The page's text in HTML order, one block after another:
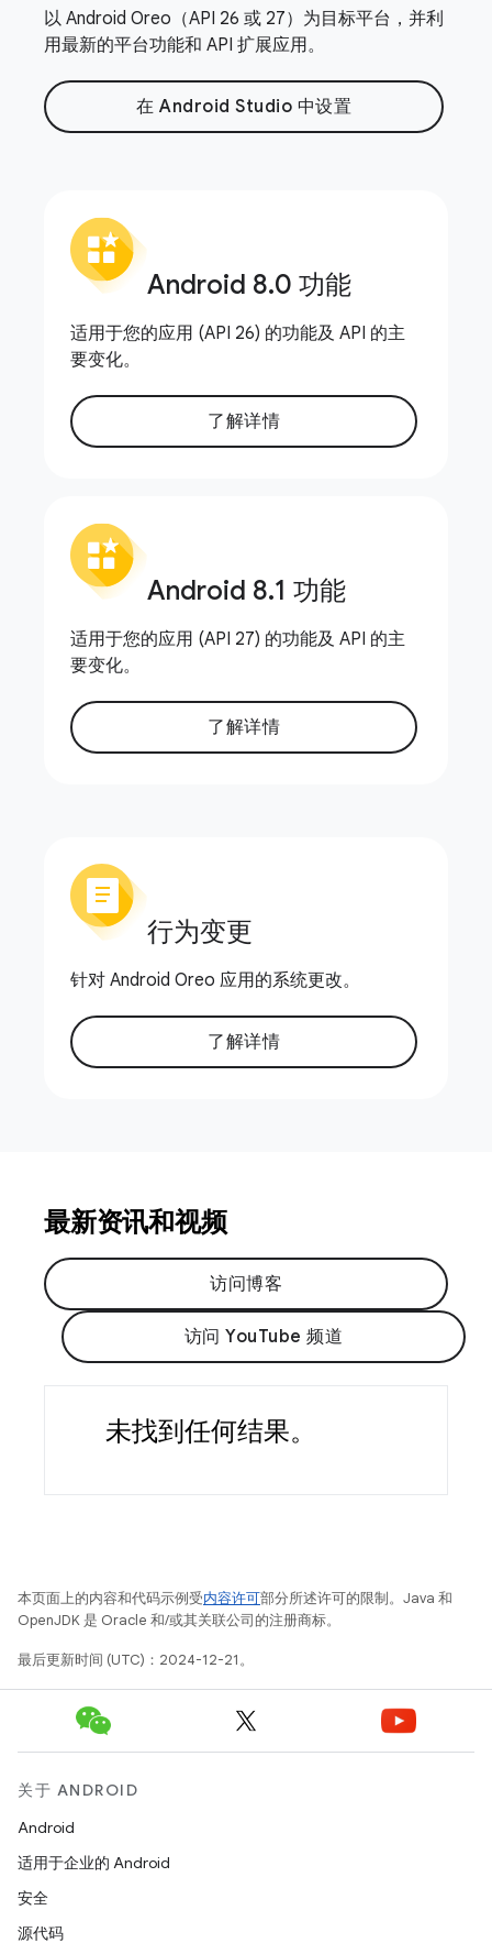
以 Android Oreo（API 26 或 27）为目标平台，并利
用最新的平台功能和 API 扩展应用。
在 Android Studio 中设置
Android 8.0 功能
适用于您的应用 (API 26) 的功能及 API 的主
要变化。
了解详情
Android 8.1 功能
适用于您的应用 (API 27) 的功能及 API 的主
要变化。
了解详情
行为变更
针对 Android Oreo 应用的系统更改。
了解详情
最新资讯和视频
访问博客
访问 YouTube 频道
未找到任何结果。
本页面上的内容和代码示例受内容许可部分所述许可的限制。Java 和
OpenJDK 是 Oracle 和/或其关联公司的注册商标。
最后更新时间 (UTC)：2024-12-21。
关于 ANDROID
Android
适用于企业的 Android
安全
源代码